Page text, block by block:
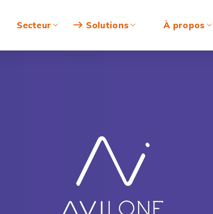
Secteur Solutions À propos